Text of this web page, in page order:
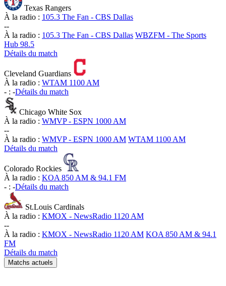
Texas Rangers
À la radio : 105.3 The Fan - CBS Dallas
--
À la radio : 105.3 The Fan - CBS Dallas WBZFM - The Sports
Hub 98.5
Détails du match
Cleveland Guardians
À la radio : WTAM 1100 AM
- : -Détails du match
Chicago White Sox
À la radio : WMVP - ESPN 1000 AM
--
À la radio : WMVP - ESPN 1000 AM WTAM 1100 AM
Détails du match
Colorado Rockies
À la radio : KOA 850 AM & 94.1 FM
- : -Détails du match
St.Louis Cardinals
À la radio : KMOX - NewsRadio 1120 AM
--
À la radio : KMOX - NewsRadio 1120 AM KOA 850 AM & 94.1
FM
Détails du match
Matchs actuels